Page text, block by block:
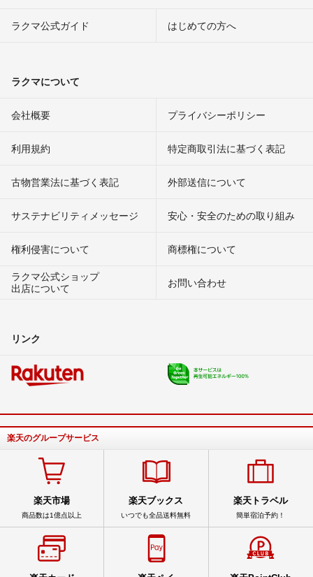
ラクマ公式ガイド はじめての方へ
ラクマについて
会社概要 プライバシーポリシー
利用規約 特定商取引法に基づく表記
古物営業法に基づく表記 外部送信について
サステナビリティメッセージ 安心・安全のための取り組み
権利侵害について
商標権について
ラクマ公式ショップ
出店について
お問い合わせ
リンク
楽天のグループサービス
楽天市場
商品数は1億点以上
楽天ブックス
いつでも全品送料無料
楽天トラベル
簡単宿泊予約！